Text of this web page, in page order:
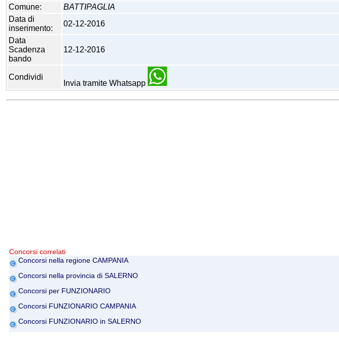
Comune:
BATTIPAGLIA
Data di
inserimento:
02-12-2016
Data
Scadenza
bando
12-12-2016
Condividi
Invia tramite Whatsapp
Concorsi correlati
Concorsi nella regione CAMPANIA
Concorsi nella provincia di SALERNO
Concorsi per FUNZIONARIO
Concorsi FUNZIONARIO CAMPANIA
Concorsi FUNZIONARIO in SALERNO